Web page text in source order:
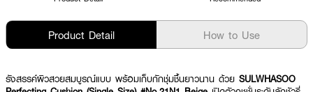
Product Detail How to Use
รังสรรค์ผิวสวยสมบูรณ์แบบ พร้อมเก็บกักชุ่มชื้นยาวนาน ด้วย SULWHASOO